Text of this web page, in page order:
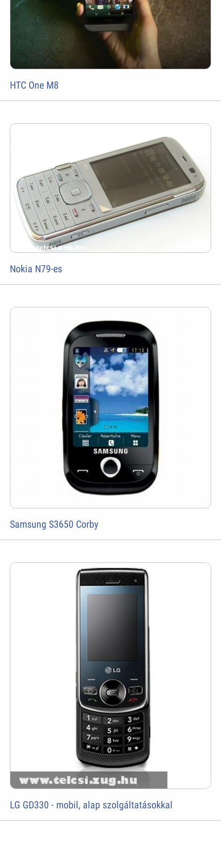
HTC One M8
Nokia N79-es
Samsung S3650 Corby
LG GD330 - mobil, alap szolgáltatásokkal